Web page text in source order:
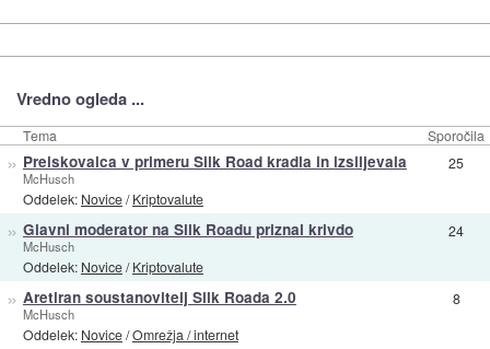
Vredno ogleda ...
Tema Sporočila
» Preiskovalca v primeru Silk Road kradla in izsiljevala
McHusch
Oddelek: Novice/Kriptovalute
25
» Glavni moderator na Silk Roadu priznal krivdo
McHusch
Oddelek: Novice/Kriptovalute
24
» Aretiran soustanovitelj Silk Roada 2.0
McHusch
Oddelek: Novice/Omrežja / internet
8